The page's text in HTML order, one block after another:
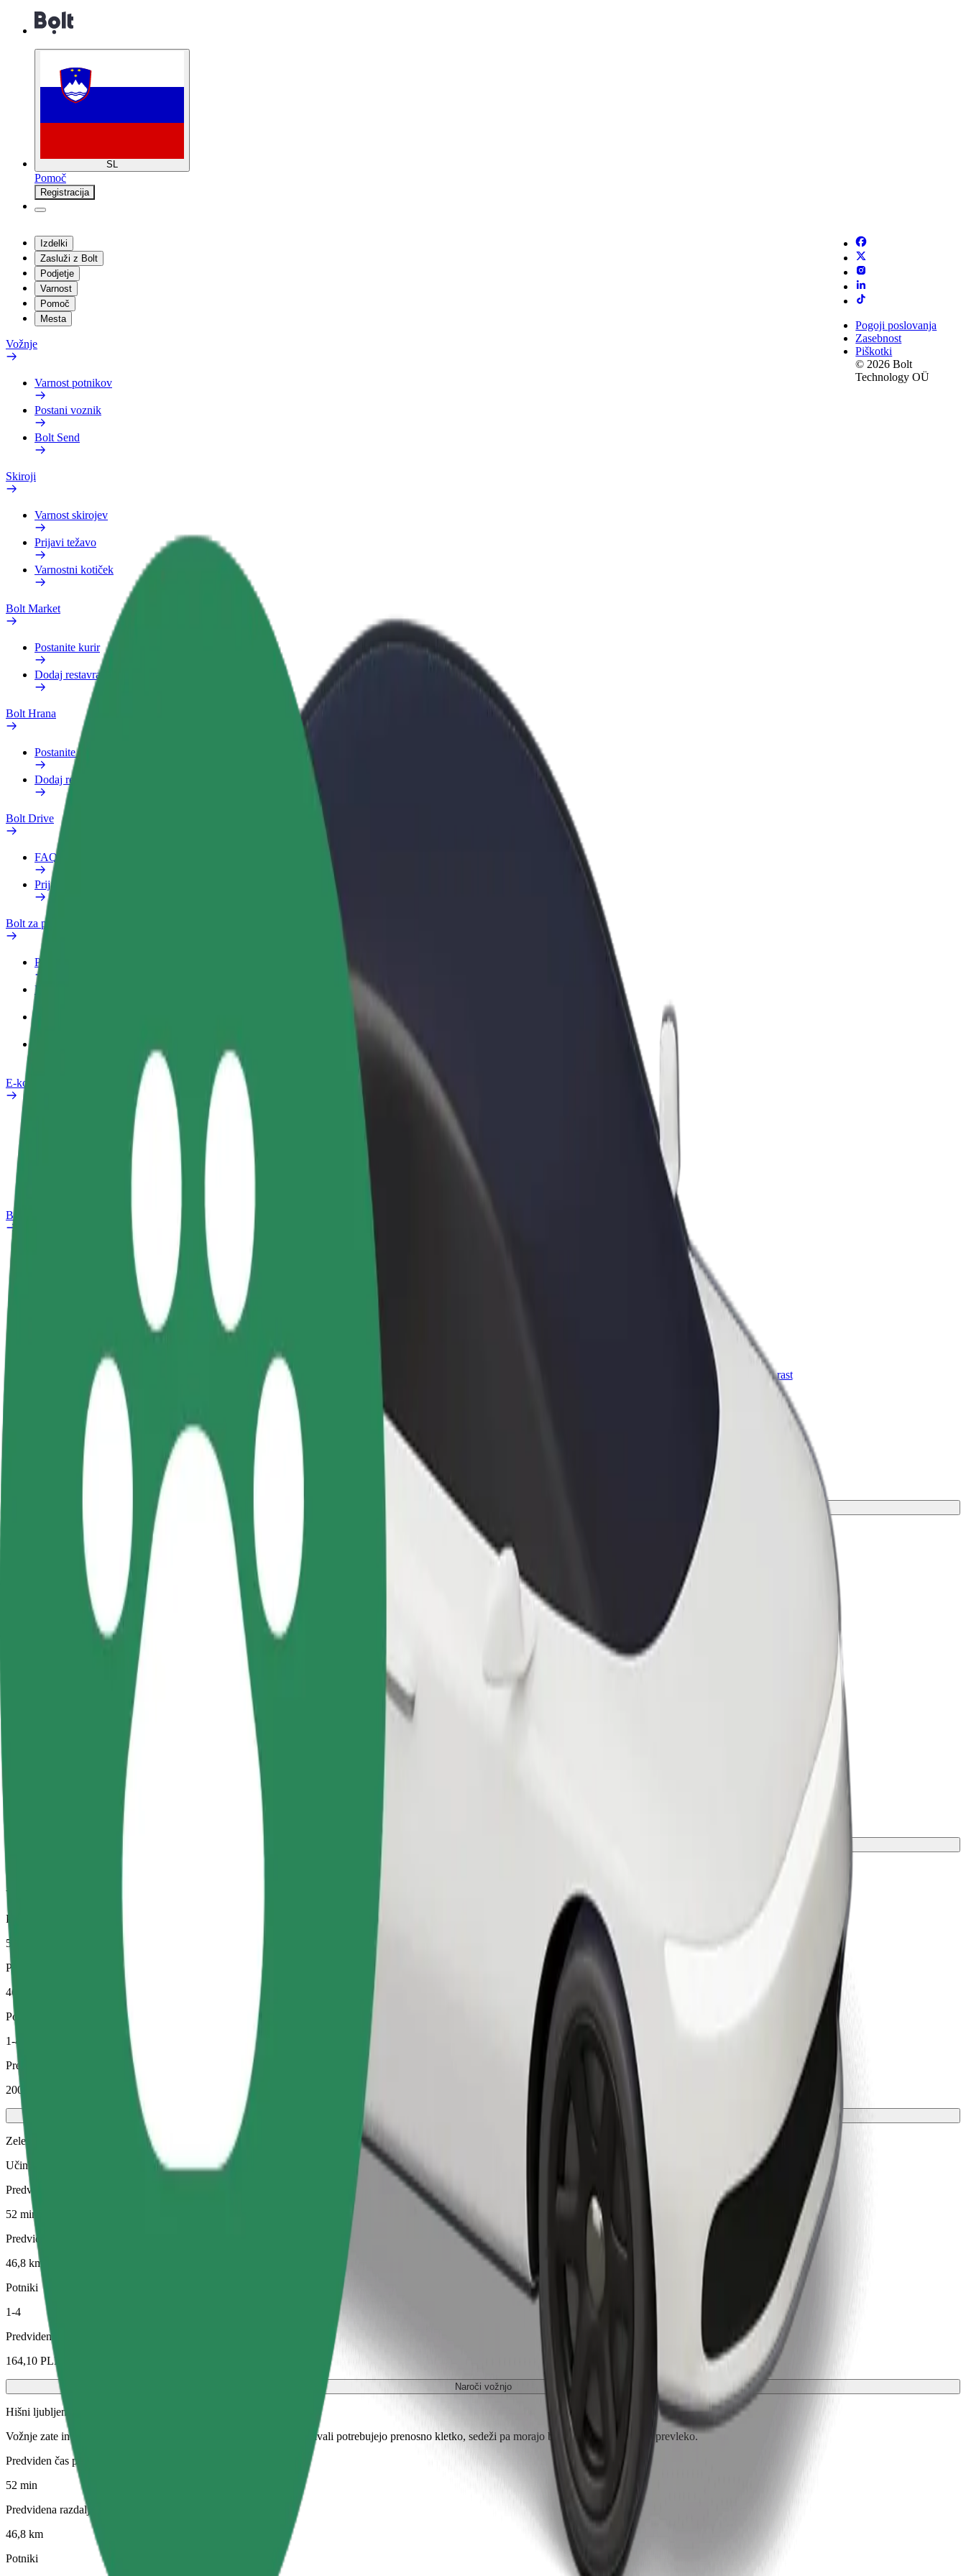
SL
Pomoč
Registracija
Izdelki
Zasluži z Bolt
Podjetje
Varnost
Pomoč
Mesta
Vožnje
Varnost potnikov
Postani voznik
Bolt Send
Skiroji
Varnost skirojev
Prijavi težavo
Varnostni kotiček
Bolt Market
Postanite kurir
Dodaj restavracijo ali trgovino
Bolt Hrana
Postanite kurir
Dodaj restavracijo ali trgovino
Bolt Drive
FAQ
Prijavi vozilo
Bolt za podjetja
Prednosti
Poslovni profil
E-kolesa
Bolt Plus
Postani voznik
Zasluži denar pod svojimi
Dostavljaj hrano in prejmi
Dosezi več strank in zvišaj
Bolt za podjetja
Boltovi izdelki in storitve za rast
tvojega podjetja
Pogoji poslovanja
Zasebnost
Piškotki
© 2026 Bolt
Technology OÜ
Kako priti od Dworzec PKP do McDonald's
Iščete najboljši način, da pridete od Dworzec PKP do McDonald's? Raziščite naše storitve in poiščite popolno za svojo pot.
Prenesi aplikacijo
Dworzec PKP
Udobje in praktičnost sta le nekaj klikov stran!
Zanesljive vožnje v vsakdanjih vozilih srednje velikosti.
Večja vozila z več prostora za noge in prtljago
Predviden čas potovanja
52 min
Predvidena razdalja
46,8 km
Potniki
1-4
Predvidena cena
200,20 PLN
Zelena
Učinkovite vožnje v hibridnih in električnih vozilih
Predviden čas potovanja
52 min
Predvidena razdalja
46,8 km
Potniki
1-4
Predvidena cena
164,10 PLN
Naroči vožnjo
Hišni ljubljenčki
Vožnje zate in tvojo hišno žival. Psi morajo nositi nagobčnik, male živali potrebujejo prenosno kletko, sedeži pa morajo biti zaščiteni s odejo ali prevleko.
Predviden čas potovanja
52 min
Predvidena razdalja
46,8 km
Potniki